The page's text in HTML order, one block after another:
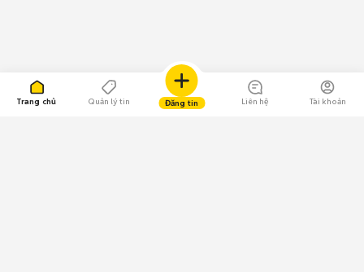
Trang chủ Quản lý tin Đăng tin Liên hệ Tài khoản